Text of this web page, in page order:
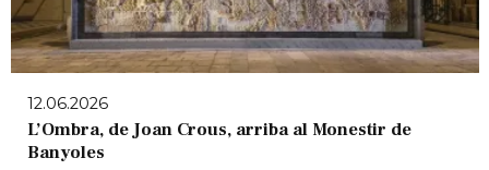
12.06.2026
L’Ombra, de Joan Crous, arriba al Monestir de
Banyoles